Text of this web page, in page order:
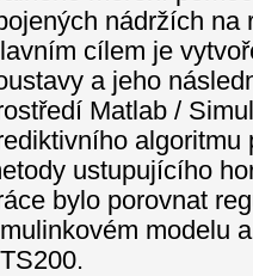
nádržích na
cílem je
a jeho
Matlab /
ustupujícího
bylo porovnat
modelu